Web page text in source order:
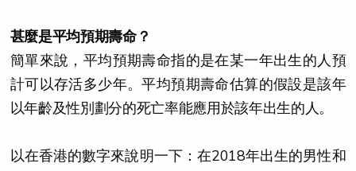
甚麼是平均預期壽命？
簡單來說，平均預期壽命指的是在某一年出生的人預
計可以存活多少年。平均預期壽命估算的假設是該年
以年齡及性別劃分的死亡率能應用於該年出生的人。
以在香港的數字來說明一下：在2018年出生的男性和